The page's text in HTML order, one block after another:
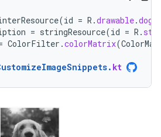
(id = R .drawable.dog
= stringResource(id = R .
ColorFilter .colorMatrix(
. kt